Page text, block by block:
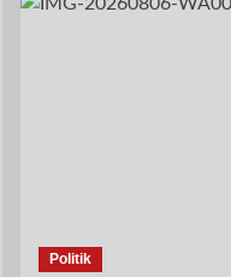
Politik